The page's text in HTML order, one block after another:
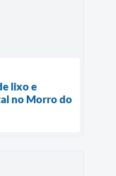
lixo e
no Morro do